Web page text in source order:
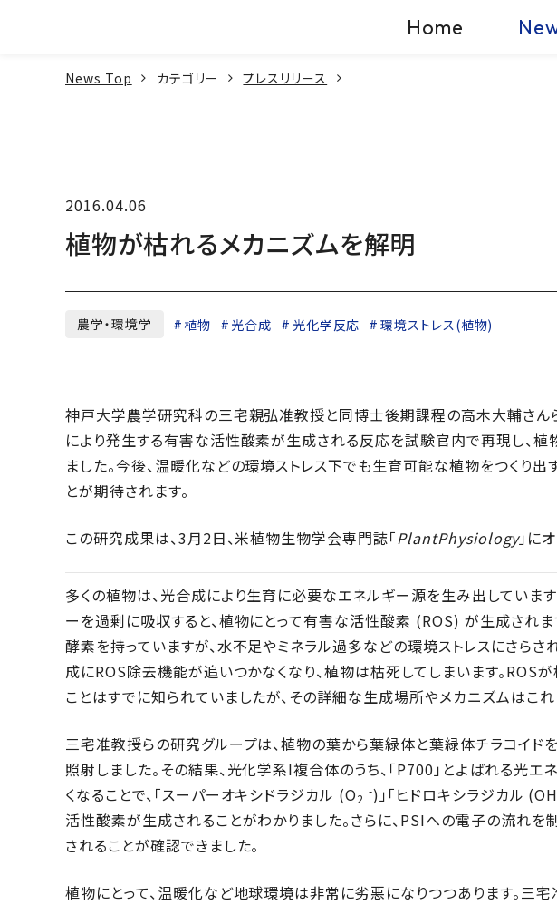
Home
News Top カテゴリー プレスリリース
2016.04.06
植物が枯れるメカニズムを解明
農学・環境学 植物 光合成 光化学反応 環境ストレス(植物)
神戸大学農学研究科の三宅親弘准教授と同博士後期課程の高木大輔さん
により発生する有害な活性酸素が生成される反応を試験官内で再現し、植
ました。今後、温暖化などの環境ストレス下でも生育可能な植物をつくり出
とが期待されます。
この研究成果は、3月2日、米植物生物学会専門誌「PlantPhysiology」に
多くの植物は、光合成により生育に必要なエネルギー源を生み出していま
ーを過剰に吸収すると、植物にとって有害な活性酸素 (ROS) が生成されま
酵素を持っていますが、水不足やミネラル過多などの環境ストレスにさらさ
成にROS除去機能が追いつかなくなり、植物は枯死してしまいます。ROS
ことはすでに知られていましたが、その詳細な生成場所やメカニズムはこれ
三宅准教授らの研究グループは、植物の葉から葉緑体と葉緑体チラコイド
照射しました。その結果、光化学系I複合体のうち、「P700」とよばれる光
くなることで、「スーパーオキシドラジカル (O2
-)」「ヒドロキシラジカル
活性酸素が生成されることがわかりました。さらに、PSIへの電子の流れを
されることが確認できました。
植物にとって、温暖化など地球環境は非常に劣悪になりつつあります。三